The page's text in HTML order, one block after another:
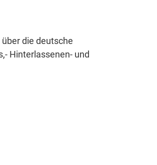
die deutsche
Hinterlassenen- und